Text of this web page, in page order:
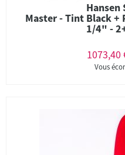
Hansen
Master - Tint Black
1/4" -
1073,40
Vous